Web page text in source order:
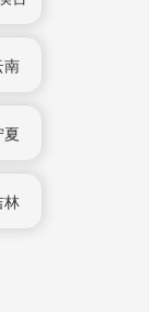
南
夏
林